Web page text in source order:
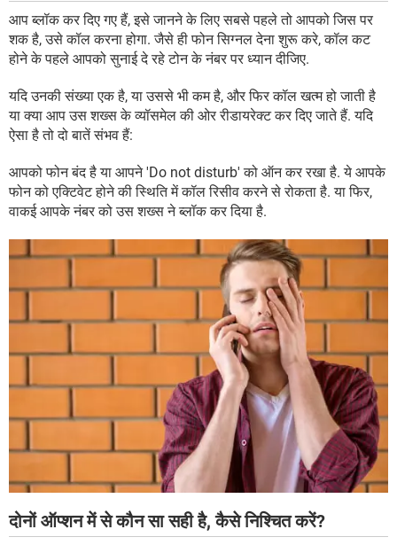
आप ब्लॉक कर दिए गए हैं, इसे जानने के लिए सबसे पहले तो आपको जिस पर
शक है, उसे कॉल करना होगा. जैसे ही फोन सिग्नल देना शुरू करे, कॉल कट
होने के पहले आपको सुनाई दे रहे टोन के नंबर पर ध्यान दीजिए.
यदि उनकी संख्या एक है, या उससे भी कम है, और फिर कॉल खत्म हो जाती है
या क्या आप उस शख्स के व्यॉसमेल की ओर रीडायरेक्ट कर दिए जाते हैं. यदि
ऐसा है तो दो बातें संभव हैं:
आपको फोन बंद है या आपने 'Do not disturb' को ऑन कर रखा है. ये आपके
फोन को एक्टिवेट होने की स्थिति में कॉल रिसीव करने से रोकता है. या फिर,
वाकई आपके नंबर को उस शख्स ने ब्लॉक कर दिया है.
दोनों ऑप्शन में से कौन सा सही है, कैसे निश्चित करें?